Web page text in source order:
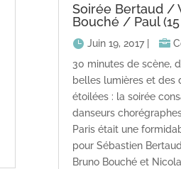
Soirée Bertaud /
Bouché / Paul
Juin 19, 2017|
30 minutes de scène,
belles lumières et des
étoilées : la soirée
danseurs
Paris était une
pour Sébastien
Bruno Bouché et